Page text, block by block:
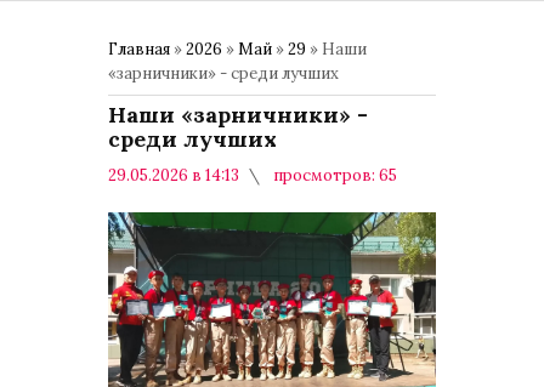
Главная »2026 »Май »29 » Наши
«зарничники» - среди лучших
Наши «зарничники» -
среди лучших
29.05.2026 в 14:13
просмотров: 65